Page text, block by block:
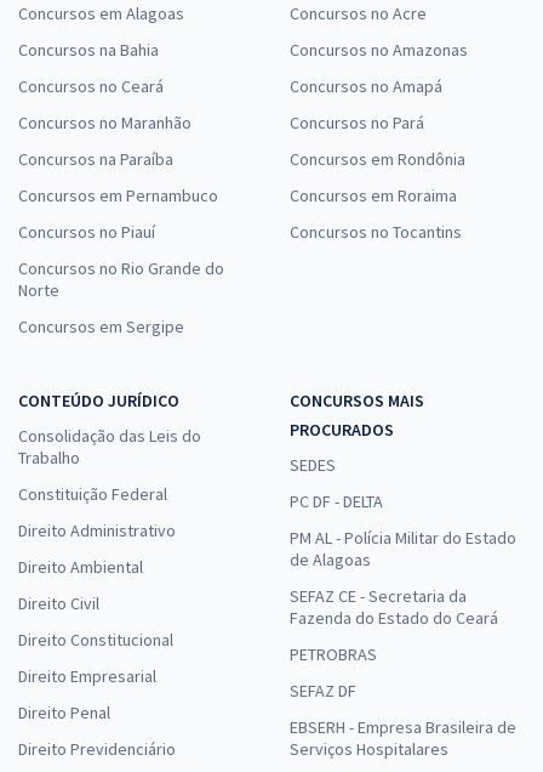
Concursos em Alagoas
Concursos na Bahia
Concursos no Ceará
Concursos no Maranhão
Concursos na Paraíba
Concursos em Pernambuco
Concursos no Piauí
Concursos no Rio Grande do
Norte
Concursos em Sergipe
Concursos no Acre
Concursos no Amazonas
Concursos no Amapá
Concursos no Pará
Concursos em Rondônia
Concursos em Roraima
Concursos no Tocantins
CONTEÚDO JURÍDICO
Consolidação das Leis do
Trabalho
Constituição Federal
Direito Administrativo
Direito Ambiental
Direito Civil
Direito Constitucional
Direito Empresarial
Direito Penal
Direito Previdenciário
CONCURSOS MAIS
PROCURADOS
SEDES
PC DF - DELTA
PM AL - Polícia Militar do Estado
de Alagoas
SEFAZ CE - Secretaria da
Fazenda do Estado do Ceará
PETROBRAS
SEFAZ DF
EBSERH - Empresa Brasileira de
Serviços Hospitalares